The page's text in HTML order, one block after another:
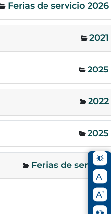
Ferias de servicio 2026
2021
2025
2022
2025
Ferias de servicio